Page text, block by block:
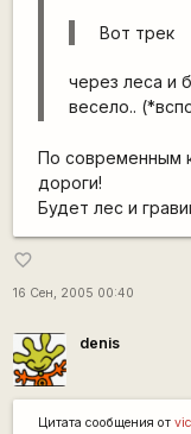
Вот трек
через леса и
весело..
По современным
дороги!
Будет лес и
favorite_border
16 Сен, 2005 00:40
denis
Цитата сообщения от